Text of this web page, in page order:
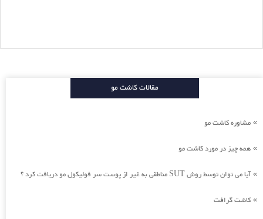
مقالات کاشت مو
» مشاوره کاشت مو
» همه چیز در مورد کاشت مو
»آیا می توان توسط روش SUT مناطقی به غیر از پوست سر فولیکول مو دریافت کرد ؟
» کاشت گرافت